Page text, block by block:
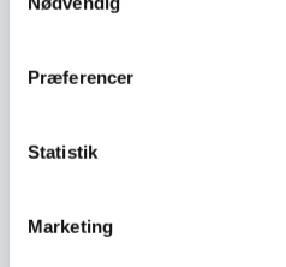
Præferencer
Statistik
Marketing